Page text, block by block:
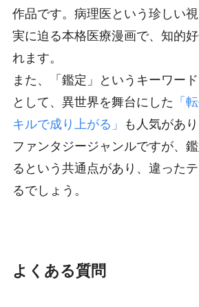
作品です。病理医という珍しい
実に迫る本格医療漫画で、知的
れます。
また、「鑑定」というキーワー
として、異世界を舞台にした 「
キルで成り上がる」
も人気があ
ファンタジージャンルですが、
るという共通点があり、違った
るでしょう。
よくある質問